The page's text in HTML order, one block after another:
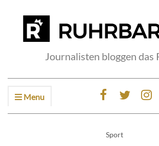
Journalisten bloggen das
Menu
Sport